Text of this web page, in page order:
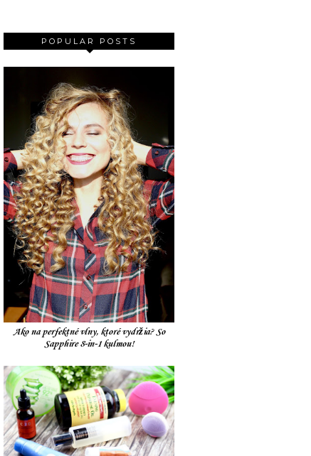
POPULAR POSTS
Ako na perfektné vlny, ktoré vydržia? So
Sapphire 8-in-1 kulmou!